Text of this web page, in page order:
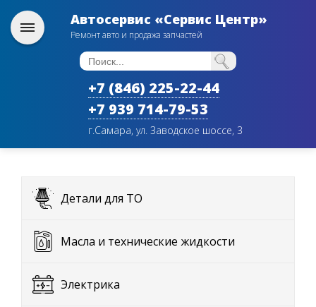
Автосервис «Сервис Центр»
Ремонт авто и продажа запчастей
+7 (846) 225-22-44
+7 939 714-79-53
г.Самара, ул. Заводское шоссе, 3
Детали для ТО
Масла и технические жидкости
Электрика